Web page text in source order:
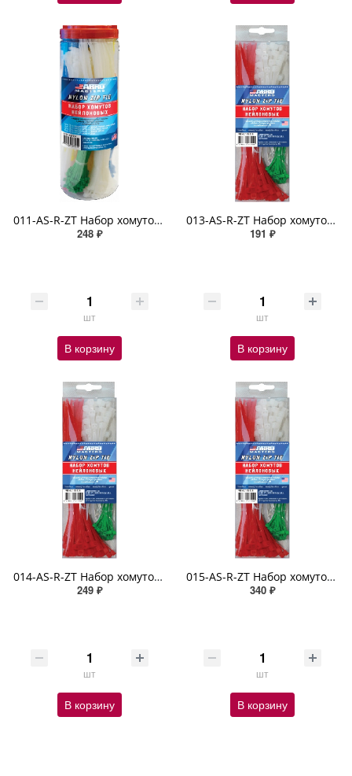
011-AS-R-ZT Набор хомутов в тубе (10см х 300шт, 15см х 200шт, 20см х 150шт) цвета в ассортим
248 ₽
шт
В корзину
013-AS-R-ZT Набор хомутов (10 см х 25 шт, 12 см х 25 шт, 18 см х 25 шт) белые
191 ₽
шт
В корзину
014-AS-R-ZT Набор хомутов (10 см х 50 шт, 15 см х 50 шт, 20см х 50шт) цвета в ассортименте ABRO
249 ₽
шт
В корзину
015-AS-R-ZT Набор хомутов (10 см х 50 шт, 12 см х 50 шт, 20 см х 50 шт) цвета в ассортименте ABRO
340 ₽
шт
В корзину